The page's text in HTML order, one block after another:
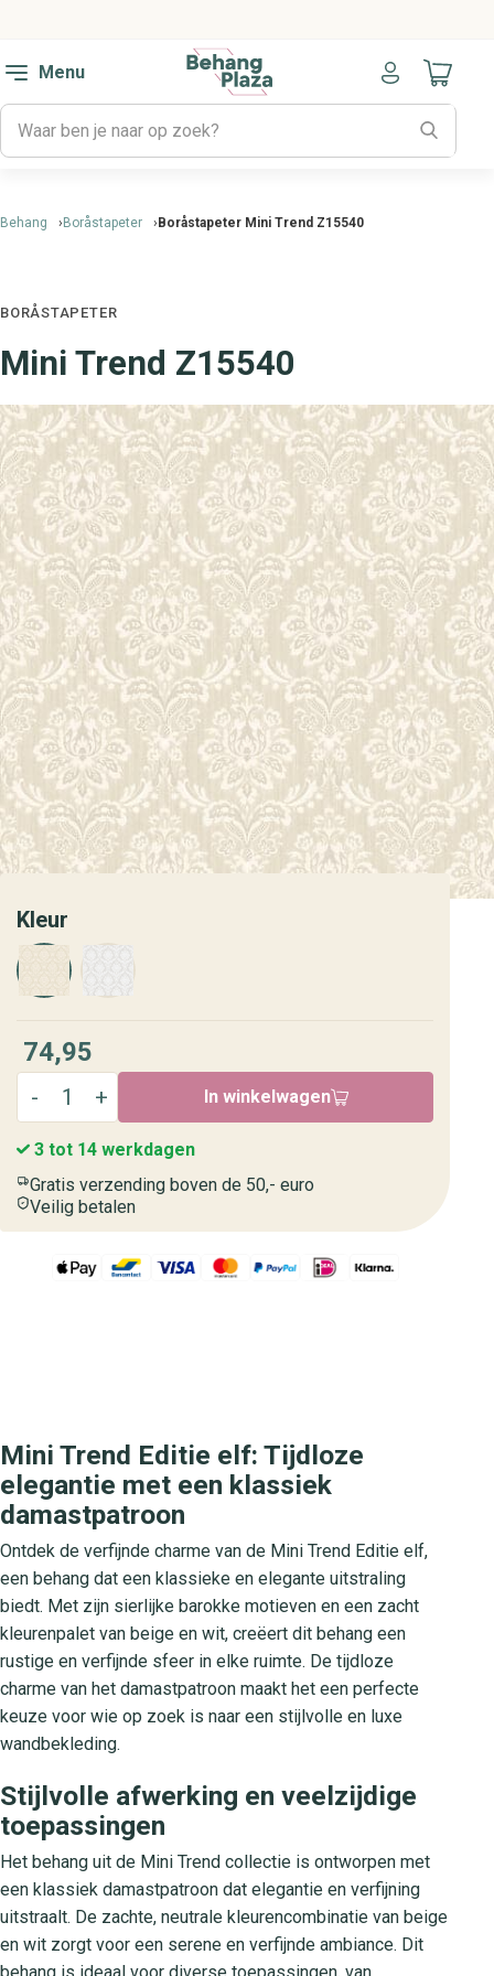
Menu
Naar
Behang Boråstapeter Boråstapeter Mini Trend Z15540
BORÅSTAPETER
Mini Trend Z15540
Kleur
74,95
In winkelwagen
3 tot 14 werkdagen
Gratis verzending boven de 50,- euro
Veilig betalen
Mini Trend Editie elf: Tijdloze
elegantie met een klassiek
damastpatroon
Ontdek de verfijnde charme van de Mini Trend Editie elf,
een behang dat een klassieke en elegante uitstraling
biedt. Met zijn sierlijke barokke motieven en een zacht
kleurenpalet van beige en wit, creëert dit behang een
rustige en verfijnde sfeer in elke ruimte. De tijdloze
charme van het damastpatroon maakt het een perfecte
keuze voor wie op zoek is naar een stijlvolle en luxe
wandbekleding.
Stijlvolle afwerking en veelzijdige
toepassingen
Het behang uit de Mini Trend collectie is ontworpen met
een klassiek damastpatroon dat elegantie en verfijning
uitstraalt. De zachte, neutrale kleurencombinatie van beige
en wit zorgt voor een serene en verfijnde ambiance. Dit